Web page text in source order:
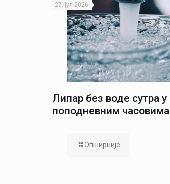
27. јул 2026.
Липар без воде сутра у
поподневним часовима
Опширније